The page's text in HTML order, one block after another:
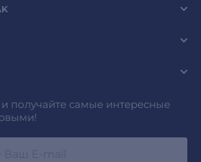
получайте самые интересные